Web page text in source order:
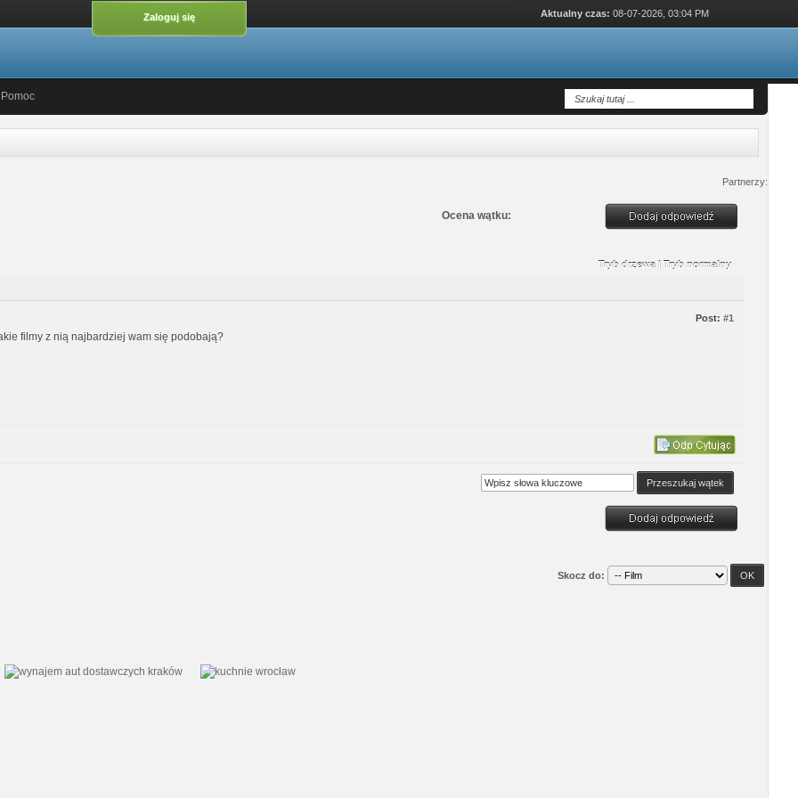
Aktualny czas: 08-07-2026, 03:04 PM
Zaloguj się
Pomoc
Partnerzy:
Ocena wątku:
Tryb drzewa|Tryb normalny
Post:#1
filmy z nią najbardziej wam się podobają?
Skocz do: